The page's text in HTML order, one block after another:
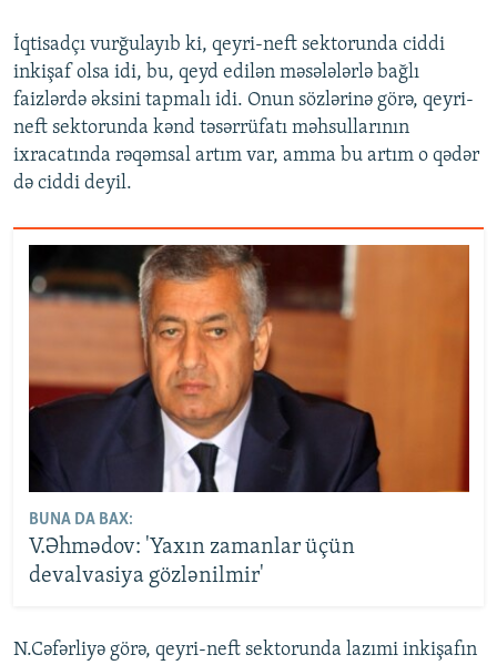
İqtisadçı vurğulayıb ki, qeyri-neft sektorunda ciddi
inkişaf olsa idi, bu, qeyd edilən məsələlərlə bağlı
faizlərdə əksini tapmalı idi. Onun sözlərinə görə, qeyri-
neft sektorunda kənd təsərrüfatı məhsullarının
ixracatında rəqəmsal artım var, amma bu artım o qədər
də ciddi deyil.
BUNA DA BAX:
V.Əhmədov: 'Yaxın zamanlar üçün
devalvasiya gözlənilmir'
N.Cəfərliyə görə, qeyri-neft sektorunda lazımi inkişafın